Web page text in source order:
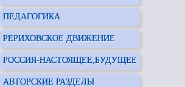
ПЕДАГОГИКА
РЕРИХОВСКОЕ ДВИЖЕНИЕ
РОССИЯ-НАСТОЯЩЕЕ,БУДУЩЕЕ
АВТОРСКИЕ РАЗДЕЛЫ